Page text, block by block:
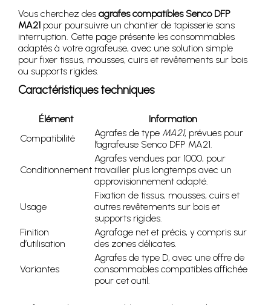
Vous cherchez des agrafes compatibles Senco DFP
MA21 pour poursuivre un chantier de tapisserie sans
interruption. Cette page présente les consommables
adaptés à votre agrafeuse, avec une solution simple
pour fixer tissus, mousses, cuirs et revêtements sur bois
ou supports rigides.
Caractéristiques techniques
Élément
Information
Compatibilité
Agrafes de type MA21, prévues pour
l’agrafeuse Senco DFP MA21.
Conditionnement
Agrafes vendues par 1000, pour
travailler plus longtemps avec un
approvisionnement adapté.
Usage
Fixation de tissus, mousses, cuirs et
autres revêtements sur bois et
supports rigides.
Finition
d’utilisation
Agrafage net et précis, y compris sur
des zones délicates.
Variantes
Agrafes de type D, avec une offre de
consommables compatibles affichée
pour cet outil.